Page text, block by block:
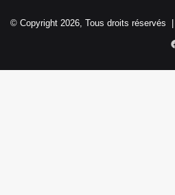
© Copyright 2026, Tous droits réservés |